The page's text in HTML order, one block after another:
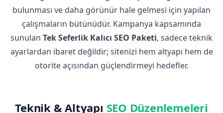
bulunması ve daha görünür hale gelmesi için yapılan
çalışmaların bütünüdür. Kampanya kapsamında
sunulan Tek Seferlik Kalıcı SEO Paketi, sadece teknik
ayarlardan ibaret değildir; sitenizi hem altyapı hem de
otorite açısından güçlendirmeyi hedefler.
Teknik & Altyapı SEO Düzenlemeleri